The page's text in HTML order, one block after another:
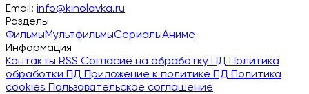
Email: info@kinolavka.ru
Разделы
ФильмыМультфильмыСериалыАниме
Информация
Контакты RSS Согласие на обработку ПД Политика
обработки ПД Приложение к политике ПД Политика
cookies Пользовательское соглашение